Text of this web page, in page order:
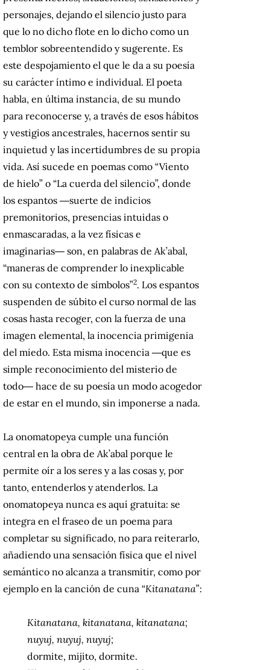
personajes, dejando el silencio justo para
que lo no dicho flote en lo dicho como un
temblor sobreentendido y sugerente. Es
este despojamiento el que le da a su poesía
su carácter íntimo e individual. El poeta
habla, en última instancia, de su mundo
para reconocerse y, a través de esos hábitos
y vestigios ancestrales, hacernos sentir su
inquietud y las incertidumbres de su propia
vida. Así sucede en poemas como “Viento
de hielo” o “La cuerda del silencio”, donde
los espantos ―suerte de indicios
premonitorios, presencias intuidas o
enmascaradas, a la vez físicas e
imaginarias― son, en palabras de Ak’abal,
“maneras de comprender lo inexplicable
con su contexto de símbolos”2. Los espantos
suspenden de súbito el curso normal de las
cosas hasta recoger, con la fuerza de una
imagen elemental, la inocencia primigenia
del miedo. Esta misma inocencia ―que es
simple reconocimiento del misterio de
todo― hace de su poesía un modo acogedor
de estar en el mundo, sin imponerse a nada.
La onomatopeya cumple una función
central en la obra de Ak’abal porque le
permite oír a los seres y a las cosas y, por
tanto, entenderlos y atenderlos. La
onomatopeya nunca es aquí gratuita: se
integra en el fraseo de un poema para
completar su significado, no para reiterarlo,
añadiendo una sensación física que el nivel
semántico no alcanza a transmitir, como por
ejemplo en la canción de cuna “Kitanatana”:
Kitanatana, kitanatana, kitanatana;
nuyuj, nuyuj, nuyuj;
dormite, mijito, dormite.